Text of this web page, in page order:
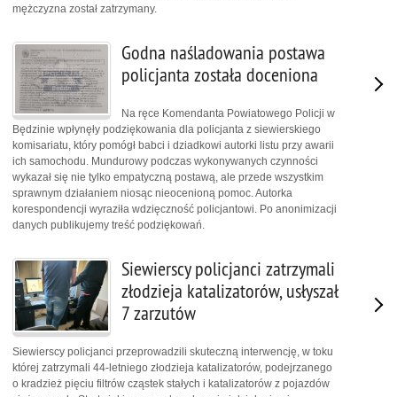
mężczyzna został zatrzymany.
Godna naśladowania postawa
policjanta została doceniona
Na ręce Komendanta Powiatowego Policji w
Będzinie wpłynęły podziękowania dla policjanta z siewierskiego
komisariatu, który pomógł babci i dziadkowi autorki listu przy awarii
ich samochodu. Mundurowy podczas wykonywanych czynności
wykazał się nie tylko empatyczną postawą, ale przede wszystkim
sprawnym działaniem niosąc nieocenioną pomoc. Autorka
korespondencji wyraziła wdzięczność policjantowi. Po anonimizacji
danych publikujemy treść podziękowań.
Siewierscy policjanci zatrzymali
złodzieja katalizatorów, usłyszał
7 zarzutów
Siewierscy policjanci przeprowadzili skuteczną interwencję, w toku
której zatrzymali 44-letniego złodzieja katalizatorów, podejrzanego
o kradzież pięciu filtrów cząstek stałych i katalizatorów z pojazdów